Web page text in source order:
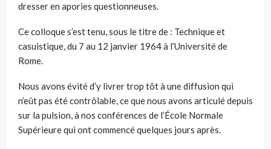
dresser en apories questionneuses.
Ce colloque s’est tenu, sous le titre de : Technique et
casuistique, du 7 au 12 janvier 1964 à l’Université de
Rome.
Nous avons évité d’y livrer trop tôt à une diffusion qui
n’eût pas été contrôlable, ce que nous avons articulé depuis
sur la pulsion, à nos conférences de l’École Normale
Supérieure qui ont commencé quelques jours après.